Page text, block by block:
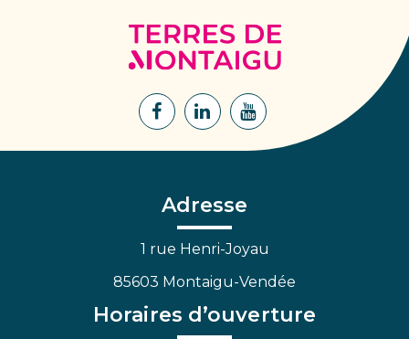
Terres
de
Montaigu
Lien
Facebook
Lien
Lien
Adresse
1 rue Henri-Joyau
85603 Montaigu-Vendée
Horaires d’ouverture